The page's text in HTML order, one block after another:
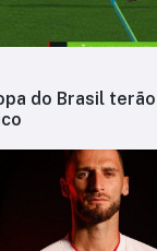
do Brasil